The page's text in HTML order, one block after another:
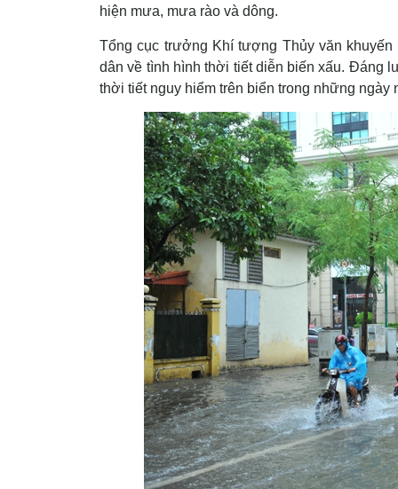
hiện mưa, mưa rào và dông.
Tổng cục trưởng Khí tượng Thủy văn
dân về tình hình thời tiết diễn biến xấu. Đáng
thời tiết nguy hiểm trên biển trong những ngày